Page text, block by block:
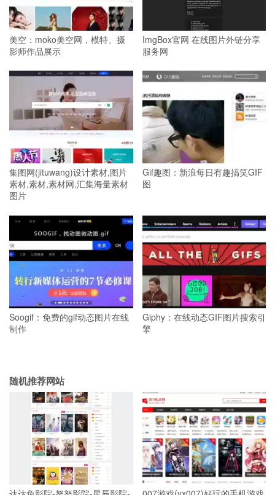
美空：moko美空网，模特、摄
影师作品展示
ImgBox官网 在线图片外链分享
服务网
集图网(jituwang)设计素材,图片
素材,素材,素材网,汇集海量素材
图片
Gif趣图：新浪每日有趣搞笑GIF
图
Soogif：免费的gif动态图片在线
制作
Giphy：在线动态GIF图片搜索引
擎
随机推荐网站